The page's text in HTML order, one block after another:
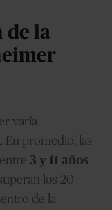
de la
varía
En promedio, las
3 y 11 años
los 20
de la